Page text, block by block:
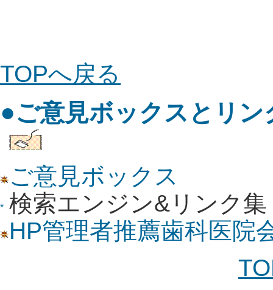
TOPへ戻る
●ご意見ボックスとリ
ご意見ボックス
検索エンジン&リンク集
HP管理者推薦歯科医院